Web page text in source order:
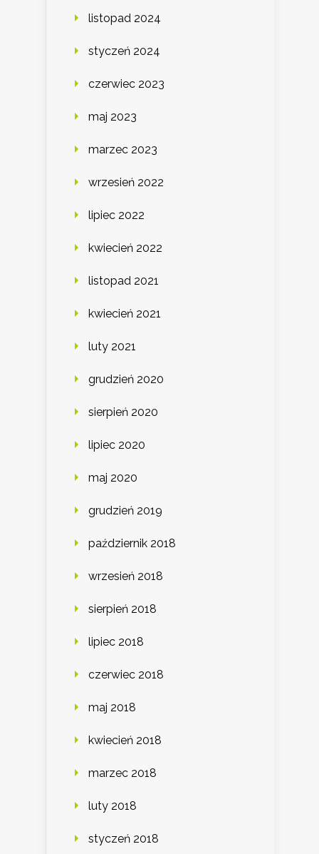
listopad 2024
styczeń 2024
czerwiec 2023
maj 2023
marzec 2023
wrzesień 2022
lipiec 2022
kwiecień 2022
listopad 2021
kwiecień 2021
luty 2021
grudzień 2020
sierpień 2020
lipiec 2020
maj 2020
grudzień 2019
październik 2018
wrzesień 2018
sierpień 2018
lipiec 2018
czerwiec 2018
maj 2018
kwiecień 2018
marzec 2018
luty 2018
styczeń 2018